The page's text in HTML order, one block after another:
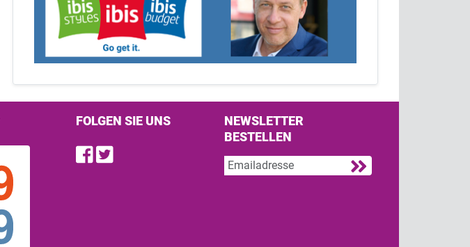
FOLGEN SIE UNS
Find us on Facebook
Follow us on Twitter
NEWSLETTER
BESTELLEN